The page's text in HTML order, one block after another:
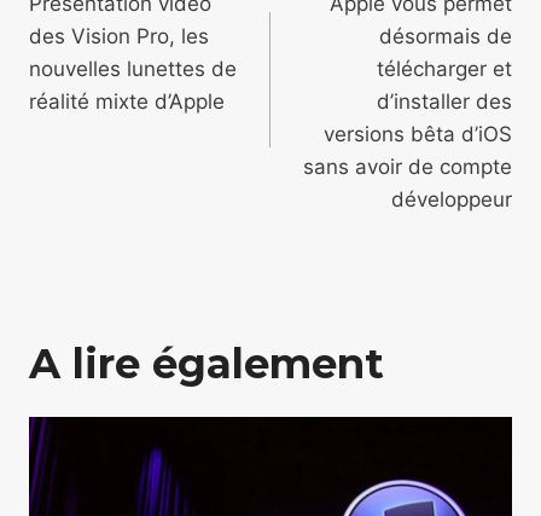
de
l’article
des Vision Pro, les
nouvelles lunettes de
réalité mixte d’Apple
désormais de
télécharger et
d’installer des
versions bêta d’iOS
sans avoir de compte
développeur
A lire également